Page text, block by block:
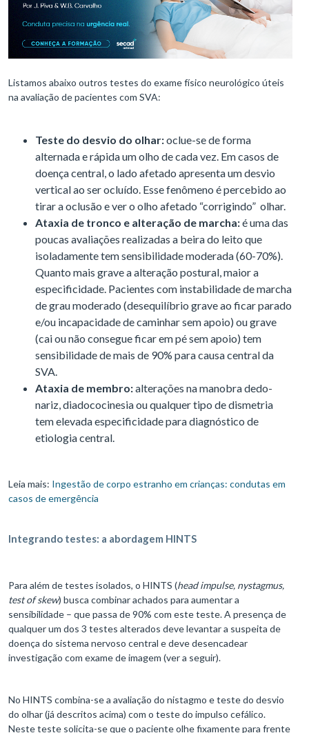
Listamos abaixo outros testes do exame físico neurológico úteis
na avaliação de pacientes com SVA:
Teste do desvio do olhar:oclue-se de forma
alternada e rápida um olho de cada vez. Em casos de
doença central, o lado afetado apresenta um desvio
vertical ao ser ocluído. Esse fenômeno é percebido ao
tirar a oclusão e ver o olho afetado “corrigindo” olhar.
Ataxia de tronco e alteração de marcha:é uma das
poucas avaliações realizadas a beira do leito que
isoladamente tem sensibilidade moderada (60-70%).
Quanto mais grave a alteração postural, maior a
especificidade. Pacientes com instabilidade de marcha
de grau moderado (desequilíbrio grave ao ficar parado
e/ou incapacidade de caminhar sem apoio) ou grave
(cai ou não consegue ficar em pé sem apoio) tem
sensibilidade de mais de 90% para causa central da
SVA.
Ataxia de membro:alterações na manobra dedo-
nariz, diadococinesia ou qualquer tipo de dismetria
tem elevada especificidade para diagnóstico de
etiologia central.
Leia mais: Ingestão de corpo estranho em crianças: condutas em
casos de emergência
Integrando testes: a abordagem HINTS
Para além de testes isolados, o HINTS (head impulse, nystagmus,
test of skew) busca combinar achados para aumentar a
sensibilidade – que passa de 90% com este teste. A presença de
qualquer um dos 3 testes alterados deve levantar a suspeita de
doença do sistema nervoso central e deve desencadear
investigação com exame de imagem (ver a seguir).
No HINTS combina-se a avaliação do nistagmo e teste do desvio
do olhar (já descritos acima) com o teste do impulso cefálico.
Neste teste solicita-se que o paciente olhe fixamente para frente